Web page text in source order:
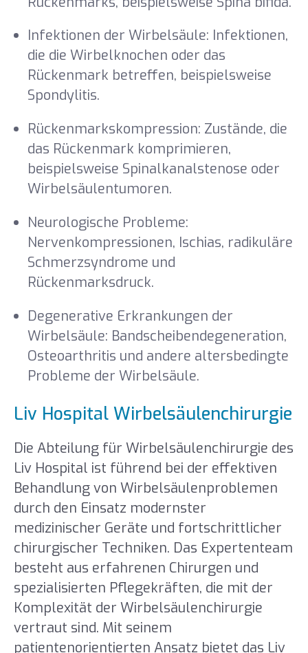
Infektionen der Wirbelsäule: Infektionen,
die die Wirbelknochen oder das
Rückenmark betreffen, beispielsweise
Spondylitis.
Rückenmarkskompression: Zustände, die
das Rückenmark komprimieren,
beispielsweise Spinalkanalstenose oder
Wirbelsäulentumoren.
Neurologische Probleme:
Nervenkompressionen, Ischias, radikuläre
Schmerzsyndrome und
Rückenmarksdruck.
Degenerative Erkrankungen der
Wirbelsäule: Bandscheibendegeneration,
Osteoarthritis und andere altersbedingte
Probleme der Wirbelsäule.
Liv Hospital Wirbelsäulenchirurgie
Die Abteilung für Wirbelsäulenchirurgie des
Liv Hospital ist führend bei der effektiven
Behandlung von Wirbelsäulenproblemen
durch den Einsatz modernster
medizinischer Geräte und fortschrittlicher
chirurgischer Techniken. Das Expertenteam
besteht aus erfahrenen Chirurgen und
spezialisierten Pflegekräften, die mit der
Komplexität der Wirbelsäulenchirurgie
vertraut sind. Mit seinem
patientenorientierten Ansatz bietet das Liv